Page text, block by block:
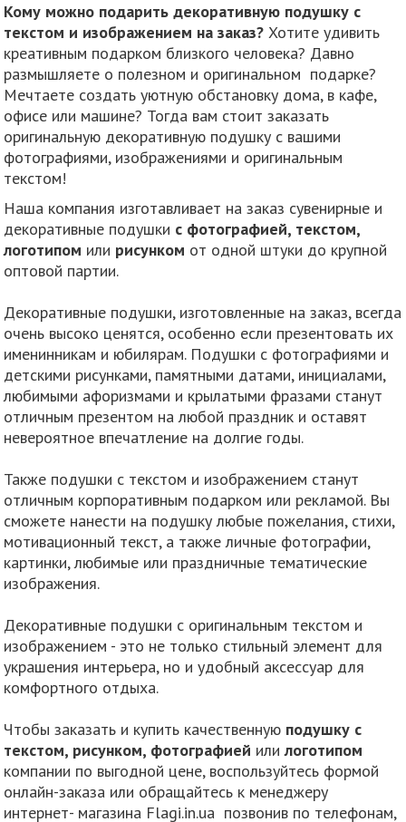
Кому можно подарить декоративную подушку с
текстом и изображением на заказ?Хотите удивить
креативным подарком близкого человека? Давно
размышляете о полезном и оригинальном подарке?
Мечтаете создать уютную обстановку дома, в кафе,
офисе или машине? Тогда вам стоит заказать
оригинальную декоративную подушку с вашими
фотографиями, изображениями и оригинальным
текстом!
Наша компания изготавливает на заказ сувенирные и
декоративные подушки с фотографией, текстом,
логотипом или рисунком от одной штуки до крупной
оптовой партии.
Декоративные подушки, изготовленные на заказ, всегда
очень высоко ценятся, особенно если презентовать их
именинникам и юбилярам. Подушки с фотографиями и
детскими рисунками, памятными датами, инициалами,
любимыми афоризмами и крылатыми фразами станут
отличным презентом на любой праздник и оставят
невероятное впечатление на долгие годы.
Также подушки с текстом и изображением станут
отличным корпоративным подарком или рекламой. Вы
сможете нанести на подушку любые пожелания, стихи,
мотивационный текст, а также личные фотографии,
картинки, любимые или праздничные тематические
изображения.
Декоративные подушки с оригинальным текстом и
изображением - это не только стильный элемент для
украшения интерьера, но и удобный аксессуар для
комфортного отдыха.
Чтобы заказать и купить качественную подушку с
текстом, рисунком, фотографией илилоготипом
компании по выгодной цене, воспользуйтесь формой
онлайн-заказа или обращайтесь к менеджеру
интернет- магазина Flagi.in.ua позвонив по телефонам,